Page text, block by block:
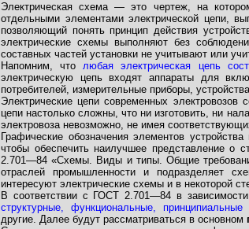
Электрическая схема — это чертеж, на
отдельными элементами электрической цепи,
позволяющий понять принцип действия
электрические схемы выполняют без
составных частей установки не учитывают или
Напомним, чтолюбая электрическая цепь
электрическую цепь входят аппараты для
потребителей, измерительные приборы,
Электрические цепи современных
цепи настолько сложны, что ни изготовить, ни
электровоза невозможно, не имея
Графические обозначения элементов
чтобы обеспечить наилучшее представление о
2.701—84 «Схемы. Виды и типы. Общие
отраслей промышленности и подразделяет
интересуют электрические схемы и в некоторой
В соответствии с ГОСТ 2.701—84 в
структурные, функциональные,
другие. Далее будут рассматриваться в основном